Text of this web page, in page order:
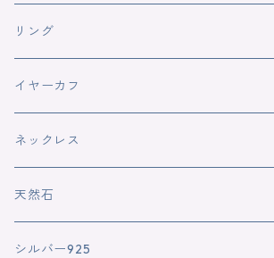
リング
イヤーカフ
ネックレス
天然石
シルバー925